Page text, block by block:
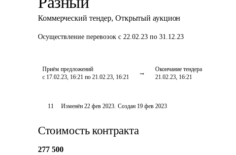
Коммерческий тендер, Открытый аукцион
Осуществление перевозок с 22.02.23 по 31.12.23
Приём предложений
с 17.02.23, 16:21 по 21.02.23, 16:21
Окончание тендера
21.02.23, 16:21
11 Изменён22 фев 2023. Создан 19 фев 2023
Стоимость контракта
277 500